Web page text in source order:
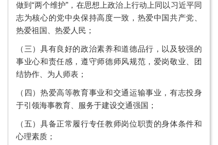
做到“两个维护”，在思想上政治上行动上同以习近平同
志为核心的党中央保持高度一致，热爱中国共产党、
热爱祖国、热爱人民；
（三）具有良好的政治素养和道德品行，以及较强的
事业心和责任感，遵守师德师风规范，爱岗敬业、团
结协作、为人师表；
（四）热爱高等教育事业和交通运输事业，有志投身
于引领海事教育、服务于建设交通强国；
（五）具备正常履行专任教师岗位职责的身体条件和
心理素质；